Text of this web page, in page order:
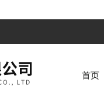
首页